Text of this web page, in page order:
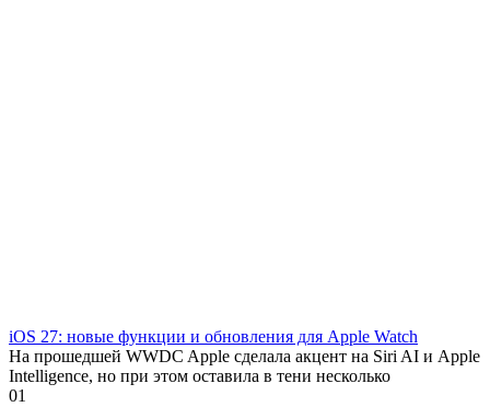
iOS 27: новые функции и обновления для Apple Watch
На прошедшей WWDC Apple сделала акцент на Siri AI и Apple
Intelligence, но при этом оставила в тени несколько
01